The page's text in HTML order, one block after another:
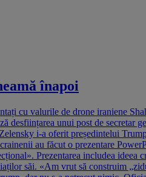
înapoi
cu valurile de drone iraniene
desființarea unui post de secretar
i-a oferit președintelui
au făcut o prezentare
Prezentarea includea ideea
săi. «Am vrut să construim